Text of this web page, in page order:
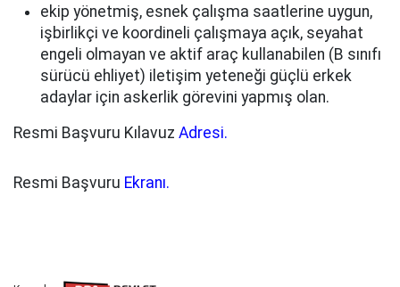
ekip yönetmiş, esnek çalışma saatlerine uygun,
işbirlikçi ve koordineli çalışmaya açık, seyahat
engeli olmayan ve aktif araç kullanabilen (B sınıfı
sürücü ehliyet) iletişim yeteneği güçlü erkek
adaylar için askerlik görevini yapmış olan.
Resmi Başvuru Kılavuz Adresi.
Resmi Başvuru Ekranı.